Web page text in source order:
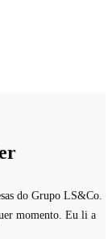
do Grupo LS&Co.
momento. Eu li a